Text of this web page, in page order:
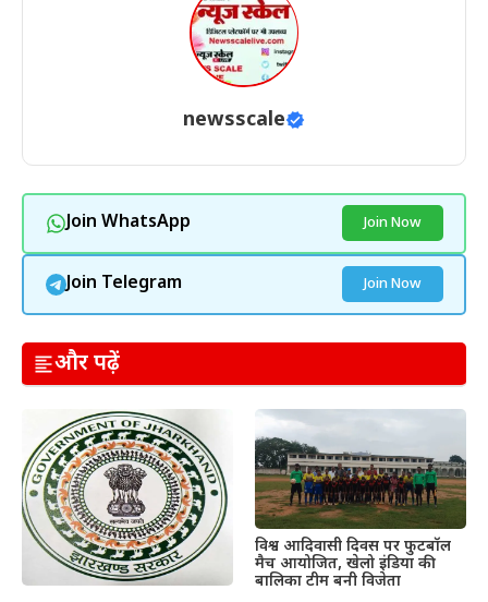
newsscale
Join WhatsApp Join Now
Join Telegram Join Now
और पढ़ें
विश्व आदिवासी दिवस पर फुटबॉल
मैच आयोजित, खेलो इंडिया की
बालिका टीम बनी विजेता